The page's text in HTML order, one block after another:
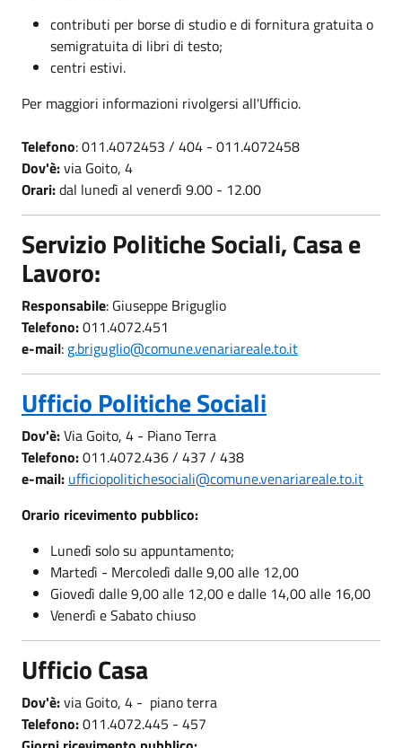
contributi per borse di studio e di fornitura gratuita o
semigratuita di libri di testo;
centri estivi.
Per maggiori informazioni rivolgersi all'Ufficio.
Telefono: 011.4072453 / 404 - 011.4072458
Dov'è:via Goito, 4
Orari:dal lunedì al venerdì 9.00 - 12.00
Servizio Politiche Sociali, Casa e
Lavoro:
Responsabile: Giuseppe Briguglio
Telefono:011.4072.451
e-mail: g.briguglio@comune.venariareale.to.it
Ufficio Politiche Sociali
Dov'è:Via Goito, 4 - Piano Terra
Telefono:011.4072.436 / 437 / 438
e-mail: ufficiopolitichesociali@comune.venariareale.to.it
Orario ricevimento pubblico:
Lunedì solo su appuntamento;
Martedì - Mercoledì dalle 9,00 alle 12,00
Giovedì dalle 9,00 alle 12,00 e dalle 14,00 alle 16,00
Venerdì e Sabato chiuso
Ufficio Casa
Dov'è:via Goito, 4 - piano terra
Telefono:011.4072.445 - 457